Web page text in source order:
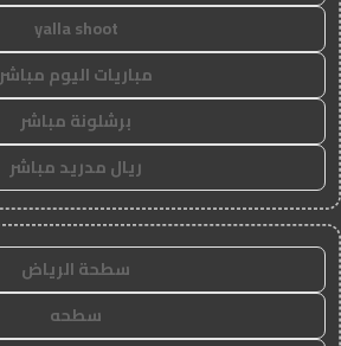
yalla shoot
مباريات اليوم مباشر
برشلونة مباشر
ريال مدريد مباشر
سطحة الرياض
سطحه